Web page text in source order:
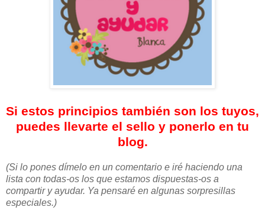
Si estos principios también son los tuyos,
puedes llevarte el sello y ponerlo en tu
blog.
(Si lo pones dímelo en un comentario e iré haciendo una
lista con todas-os los que estamos dispuestas-os a
compartir y ayudar. Ya pensaré en algunas sorpresillas
especiales.)